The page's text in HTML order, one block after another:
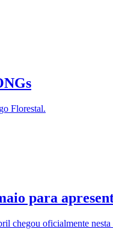
Florestal.
para
chegou oficialmente